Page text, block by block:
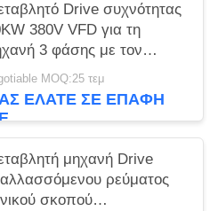
Drive συχνότητας
380V VFD για τη
3 φάσης με τον
ροπής
MOQ:25 τεμ
ΕΛΆΤΕ ΣΕ ΕΠΑΦΉ
μηχανή Drive
ρεύματος
σκοπού